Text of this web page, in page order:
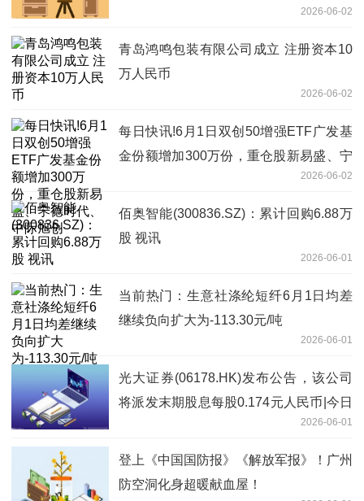
2026-06-02
青岛鸿鸣包装有限公司成立 注册资本10
万人民币
2026-06-02
每日快讯!6月1日双创50增强ETF广发基
金份额增加300万份，重仓股新易盛、宁
2026-06-02
佰奥智能(300836.SZ)：累计回购6.88万
股 视讯
2026-06-01
当前热门：生意社涤纶短纤6月1日均差
继续负向扩大为-113.30元/吨
2026-06-01
光大证券(06178.HK)发布公告，该公司
将派发末期股息每股0.174元人民币|今日
2026-06-01
登上《中国国防报》《解放军报》！广州
防空洞化身超暖献血屋！